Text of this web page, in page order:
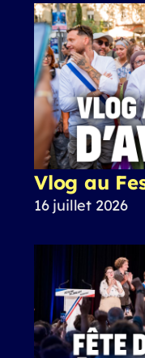
Vlog au
16 juillet 2026